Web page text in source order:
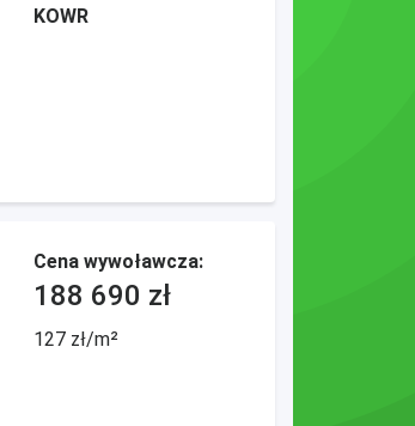
KOWR
Cena wywoławcza:
188 690 zł
127 zł/m²